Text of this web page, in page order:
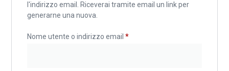
l'indirizzo email. Riceverai tramite email un link per
generarne una nuova.
Nome utente o indirizzo email*